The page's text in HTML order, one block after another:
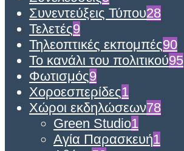
Συνεντεύξεις Τύπου28
Τελετές9
Τηλεοπτικές εκπομπές90
Το κανάλι του πολιτικού95
Φωτισμός9
Χοροεσπερίδες1
Χώροι εκδηλώσεων78
Green Studio1
Αγία Παρασκευή1